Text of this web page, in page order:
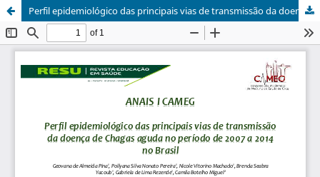
Perfil epidemiológico das principais vias de transmissão da doença de Chagas aguda no período de 2007 a 2014 no Brasil